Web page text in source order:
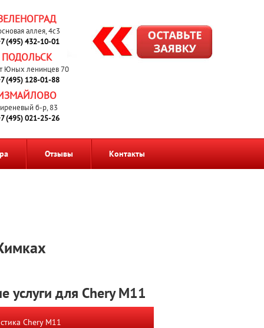
аллея, 4с3
(495) 432-10-01
ПОДОЛЬСК
Юных ленинцев 70
(495) 128-01-88
б-р, 83
(495) 021-25-26
Отзывы Контакты
услуги для Chery M11
Chery M11